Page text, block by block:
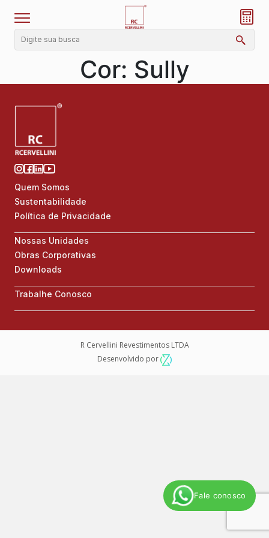
Fale conosco
Cor: Sully
Quem Somos
Sustentabilidade
Política de Privacidade
Nossas Unidades
Obras Corporativas
Downloads
Trabalhe Conosco
R Cervellini Revestimentos LTDA
Desenvolvido por